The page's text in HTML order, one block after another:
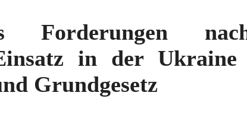
Forderungen
in der Ukraine
Grundgesetz